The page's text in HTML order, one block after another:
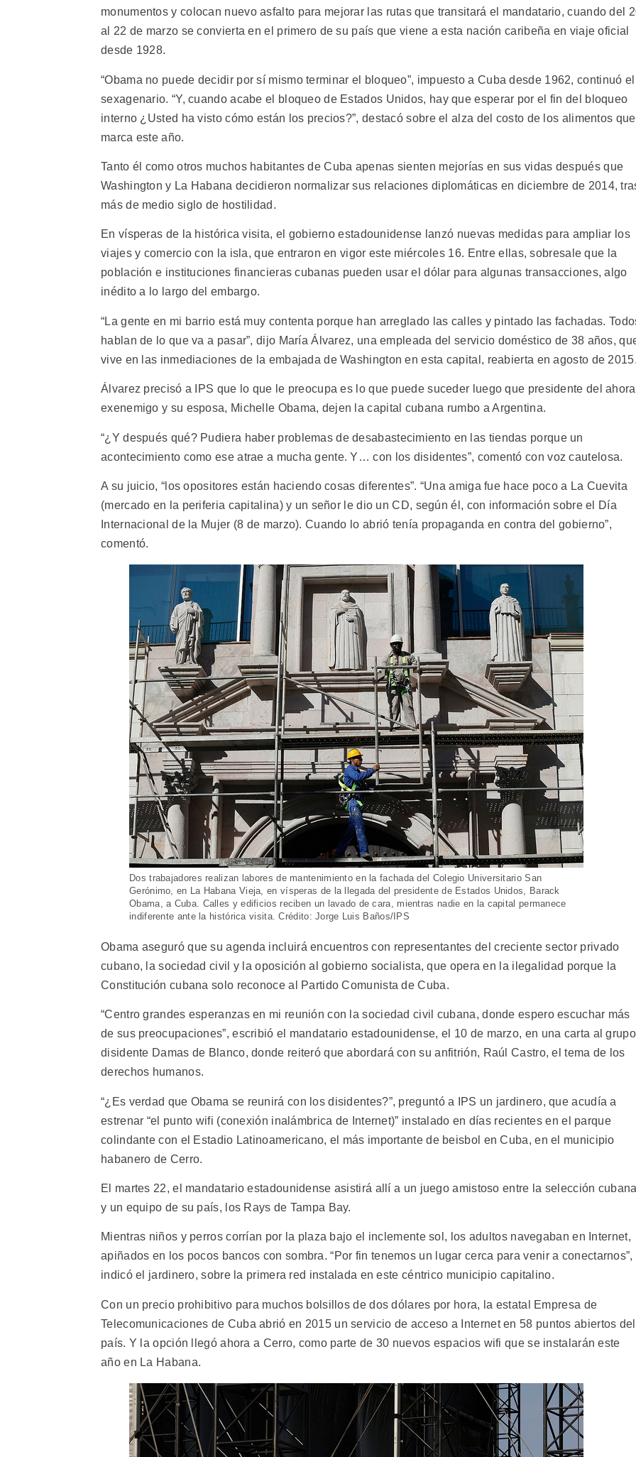
monumentos y colocan nuevo asfalto para mejorar las rutas que transitará el mandatario, cuando del
al 22 de marzo se convierta en el primero de su país que viene a esta nación caribeña en viaje oficial
desde 1928.
“Obama no puede decidir por sí mismo terminar el bloqueo”, impuesto a Cuba desde 1962, continuó el
sexagenario. “Y, cuando acabe el bloqueo de Estados Unidos, hay que esperar por el fin del bloqueo
interno ¿Usted ha visto cómo están los precios?”, destacó sobre el alza del costo de los alimentos que
marca este año.
Tanto él como otros muchos habitantes de Cuba apenas sienten mejorías en sus vidas después que
Washington y La Habana decidieron normalizar sus relaciones diplomáticas en diciembre de 2014,
más de medio siglo de hostilidad.
En vísperas de la histórica visita, el gobierno estadounidense lanzó nuevas medidas para ampliar los
viajes y comercio con la isla, que entraron en vigor este miércoles 16. Entre ellas, sobresale que la
población e instituciones financieras cubanas pueden usar el dólar para algunas transacciones, algo
inédito a lo largo del embargo.
“La gente en mi barrio está muy contenta porque han arreglado las calles y pintado las fachadas.
hablan de lo que va a pasar”, dijo María Álvarez, una empleada del servicio doméstico de 38 años,
vive en las inmediaciones de la embajada de Washington en esta capital, reabierta en agosto de
Álvarez precisó a IPS que lo que le preocupa es lo que puede suceder luego que presidente del ahora
exenemigo y su esposa, Michelle Obama, dejen la capital cubana rumbo a Argentina.
“¿Y después qué? Pudiera haber problemas de desabastecimiento en las tiendas porque un
acontecimiento como ese atrae a mucha gente. Y… con los disidentes”, comentó con voz cautelosa.
A su juicio, “los opositores están haciendo cosas diferentes”. “Una amiga fue hace poco a La Cuevita
(mercado en la periferia capitalina) y un señor le dio un CD, según él, con información sobre el Día
Internacional de la Mujer (8 de marzo). Cuando lo abrió tenía propaganda en contra del gobierno”,
comentó.
Dos trabajadores realizan labores de mantenimiento en la fachada del Colegio Universitario San
Gerónimo, en La Habana Vieja, en vísperas de la llegada del presidente de Estados Unidos, Barack
Obama, a Cuba. Calles y edificios reciben un lavado de cara, mientras nadie en la capital permanece
indiferente ante la histórica visita. Crédito: Jorge Luis Baños/IPS
Obama aseguró que su agenda incluirá encuentros con representantes del creciente sector privado
cubano, la sociedad civil y la oposición al gobierno socialista, que opera en la ilegalidad porque la
Constitución cubana solo reconoce al Partido Comunista de Cuba.
“Centro grandes esperanzas en mi reunión con la sociedad civil cubana, donde espero escuchar más
de sus preocupaciones”, escribió el mandatario estadounidense, el 10 de marzo, en una carta al grupo
disidente Damas de Blanco, donde reiteró que abordará con su anfitrión, Raúl Castro, el tema de los
derechos humanos.
“¿Es verdad que Obama se reunirá con los disidentes?”, preguntó a IPS un jardinero, que acudía a
estrenar “el punto wifi (conexión inalámbrica de Internet)” instalado en días recientes en el parque
colindante con el Estadio Latinoamericano, el más importante de beisbol en Cuba, en el municipio
habanero de Cerro.
El martes 22, el mandatario estadounidense asistirá allí a un juego amistoso entre la selección
y un equipo de su país, los Rays de Tampa Bay.
Mientras niños y perros corrían por la plaza bajo el inclemente sol, los adultos navegaban en Internet,
apiñados en los pocos bancos con sombra. “Por fin tenemos un lugar cerca para venir a conectarnos”,
indicó el jardinero, sobre la primera red instalada en este céntrico municipio capitalino.
Con un precio prohibitivo para muchos bolsillos de dos dólares por hora, la estatal Empresa de
Telecomunicaciones de Cuba abrió en 2015 un servicio de acceso a Internet en 58 puntos abiertos del
país. Y la opción llegó ahora a Cerro, como parte de 30 nuevos espacios wifi que se instalarán este
año en La Habana.